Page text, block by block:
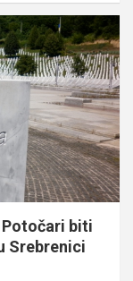
biti
Srebrenici